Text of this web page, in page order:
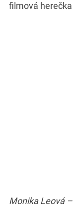
filmová herečka
Monika Leová –